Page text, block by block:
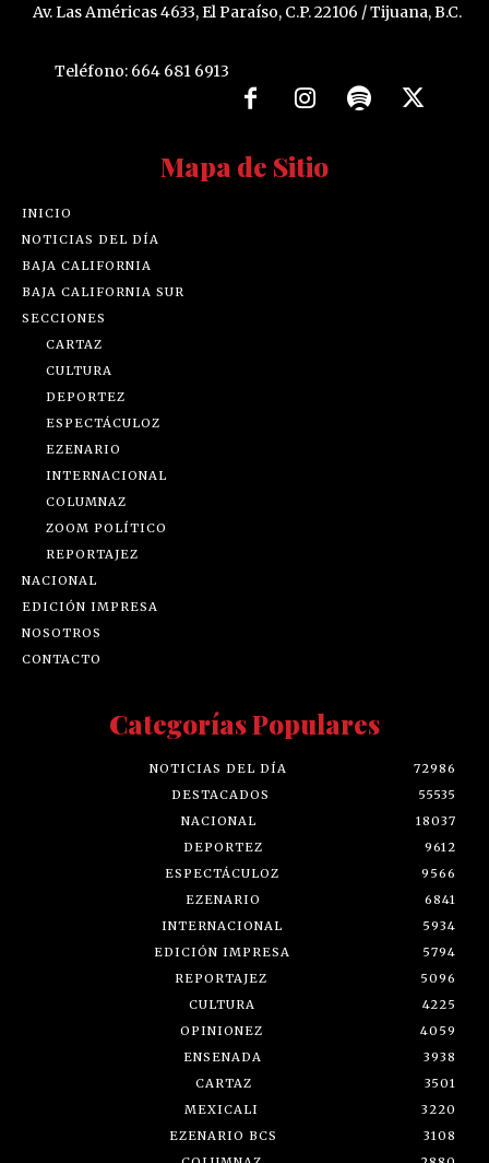
Av. Las Américas 4633, El Paraíso, C.P. 22106 / Tijuana, B.C.
Teléfono: 664 681 6913
Mapa de Sitio
INICIO
NOTICIAS DEL DÍA
BAJA CALIFORNIA
BAJA CALIFORNIA SUR
SECCIONES
CARTAZ
CULTURA
DEPORTEZ
ESPECTÁCULOZ
EZENARIO
INTERNACIONAL
COLUMNAZ
ZOOM POLÍTICO
REPORTAJEZ
NACIONAL
EDICIÓN IMPRESA
NOSOTROS
CONTACTO
Categorías Populares
NOTICIAS DEL DÍA
72986
DESTACADOS
55535
NACIONAL
18037
DEPORTEZ
9612
ESPECTÁCULOZ
9566
EZENARIO
6841
INTERNACIONAL
5934
EDICIÓN IMPRESA
5794
REPORTAJEZ
5096
CULTURA
4225
OPINIONEZ
4059
ENSENADA
3938
CARTAZ
3501
MEXICALI
3220
EZENARIO BCS
3108